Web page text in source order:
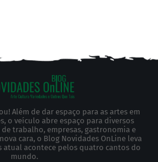
Além de dar espaço para as artes em
o veículo abre espaço para diversos
trabalho, empresas, gastronomia e
cara, o Blog Novidades OnLine leva
atual acontece pelos quatro cantos do
mundo.